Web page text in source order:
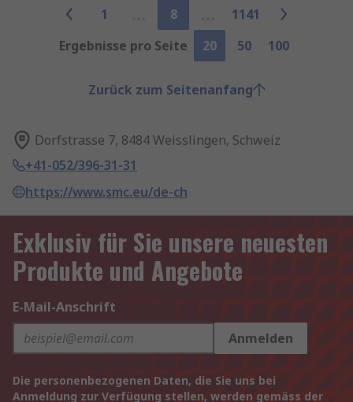
1 8
1141
Ergebnisse pro Seite
20 50 100
Zurück zum Seitenanfang
Dorfstrasse 7, 8484 Weisslingen, Schweiz
+41-052/396-31-31
https://www.smc.eu/de-ch
Exklusiv für Sie unsere neuesten
Produkte und Angebote
E-Mail-Anschrift
Anmelden
Die personenbezogenen Daten, die Sie uns bei
Anmeldung zur Verfügung stellen, werden gemäss der